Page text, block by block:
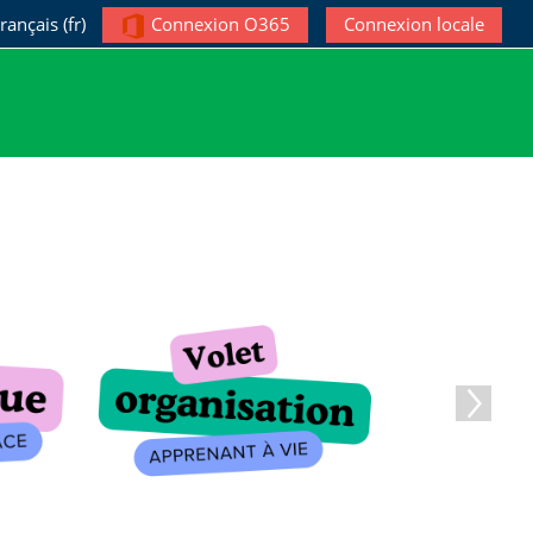
‎(fr)‎ Connexion O365 Connexion locale